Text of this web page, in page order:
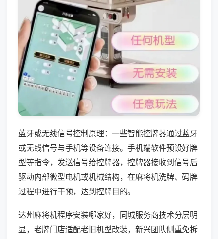
蓝牙或无线信号控制原理：一些智能控牌器通过蓝牙
或无线信号与手机等设备连接。手机端软件预设好牌
型等指令，发送信号给控牌器，控牌器接收到信号后
驱动内部微型电机或机械结构，在麻将机洗牌、码牌
过程中进行干预，达到控牌目的。
达州麻将机程序安装哪家好，同城服务商技术分层明
显，老牌门店适配老旧机型改装，新兴团队侧重免拆